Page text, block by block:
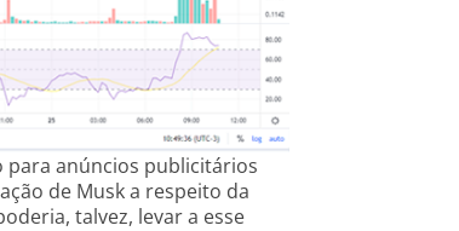
para anúncios publicitários
de Musk a respeito da
talvez, levar a esse